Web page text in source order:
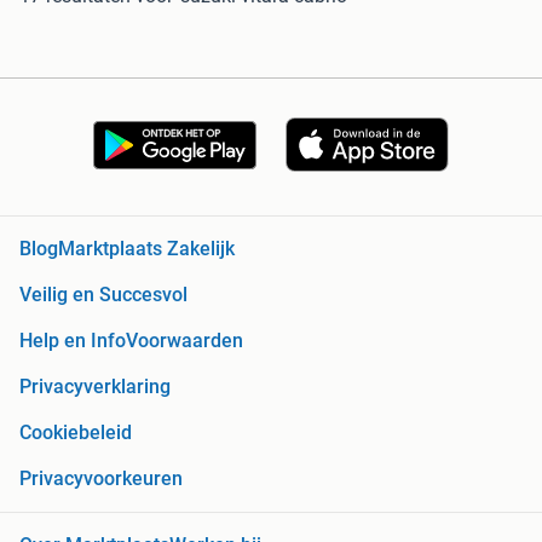
BlogMarktplaats Zakelijk
Veilig en Succesvol
Help en InfoVoorwaarden
Privacyverklaring
Cookiebeleid
Privacyvoorkeuren